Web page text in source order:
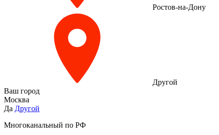
Ростов-на-Дону
Другой
Ваш город
Москва
Да Другой
Многоканальный по РФ